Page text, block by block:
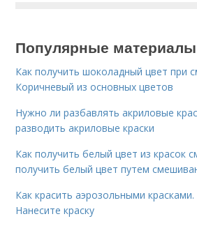
Популярные материалы
Как получить шоколадный цвет при
Коричневый из основных цветов
Нужно ли разбавлять акриловые
разводить акриловые краски
Как получить белый цвет из красок
получить белый цвет путем
Как красить аэрозольными
Нанесите краску